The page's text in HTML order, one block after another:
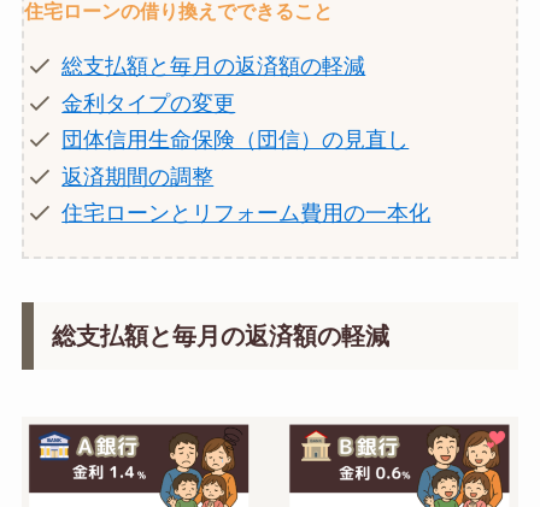
住宅ローンの借り換えでできること
総支払額と毎月の返済額の軽減
金利タイプの変更
団体信用生命保険（団信）の見直し
返済期間の調整
住宅ローンとリフォーム費用の一本化
総支払額と毎月の返済額の軽減